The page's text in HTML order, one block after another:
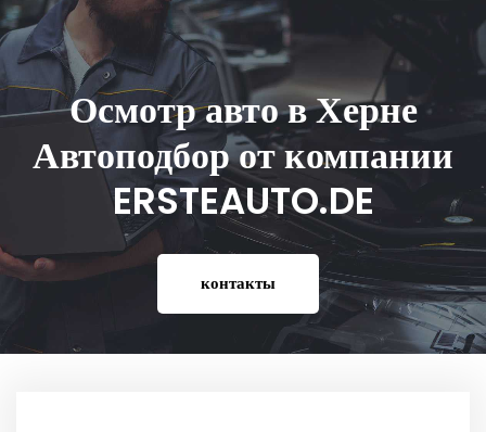
Осмотр авто в Херне
Автоподбор от компании
ERSTEAUTO.DE
контакты